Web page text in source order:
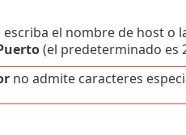
escriba el nombre de host o
(el predeterminado es
no admite caracteres